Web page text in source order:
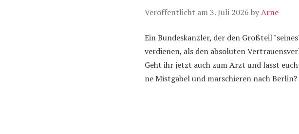
Veröffentlicht am 3. Juli 2026 byArne
Ein Bundeskanzler, der den Großteil
verdienen, als den absoluten
Geht ihr jetzt auch zum Arzt und lasst
ne Mistgabel und marschieren nach Berlin?